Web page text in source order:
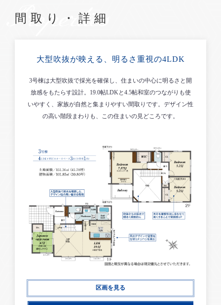
間取り・詳細
大型吹抜が映える、明るさ重視の4LDK
3号棟は大型吹抜で採光を確保し、住まいの中心に明るさと開
放感をもたらす設計。19.0帖LDKと4.5帖和室のつながりも使
いやすく、家族が自然と集まりやすい間取りです。デザイン性
の高い階段まわりも、この住まいの見どころです。
区画を見る